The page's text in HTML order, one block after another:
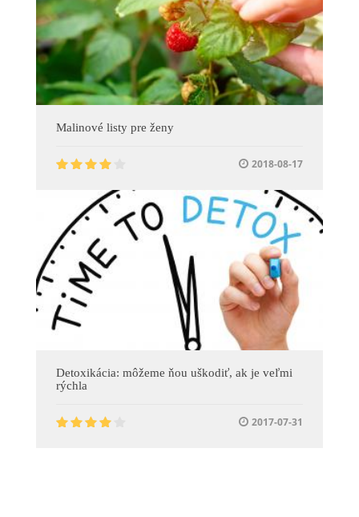
Malinové listy pre ženy
2018-08-17
Detoxikácia: môžeme ňou uškodiť, ak je veľmi
rýchla
2017-07-31